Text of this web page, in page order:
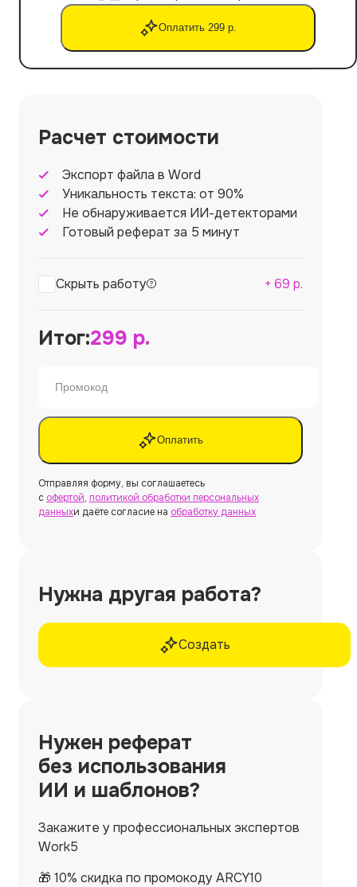
Оплатить 299 р.
Расчет стоимости
Экспорт файла в Word
Уникальность текста: от 90%
Не обнаруживается ИИ-детекторами
Готовый реферат за 5 минут
Скрыть работу + 69 р.
Итог:299 р.
Оплатить
Отправляя форму, вы соглашаетесь
с офертой, политикой обработки персональных
данныхи даёте согласие на обработку данных
Нужна другая работа?
Создать
Нужен реферат
без использования
ИИ и шаблонов?
Закажите у профессиональных экспертов
Work5
🎁 10% скидка по промокоду ARCY10